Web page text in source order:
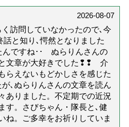
2026-08-07
訪問していなかったので､今
話と知り､愕然となりました
ですね･･ ぬらりんさんの
文章が大好きでした❢❢ 介
らえないもどかしさを感じた
､ぬらりんさんの文章を読ん
ありました。不定期での近況
す。さびちゃん・隊長と､健
ね。ご多幸をお祈りしていま